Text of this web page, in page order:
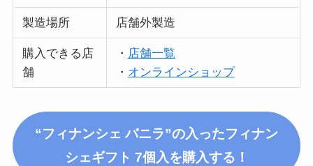
製造場所 店舗外製造
購入できる店
舗
・ 店舗一覧
・ オンラインショップ
“フィナンシェ バニラ”の入ったフィナン
シェギフト 7個入 を購入する！